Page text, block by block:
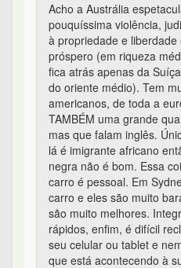
Acho a Austrália
pouquíssima violência,
à propriedade e
próspero (em riqueza
fica atrás apenas da
do oriente médio). Tem
americanos, de toda a
TAMBÉM uma grande
mas que falam inglês.
lá é imigrante africano
negra não é bom. Essa
carro é pessoal. Em
carro e eles são muito
são muito melhores.
rápidos, enfim, é difícil
seu celular ou tablet e
que está acontecendo à